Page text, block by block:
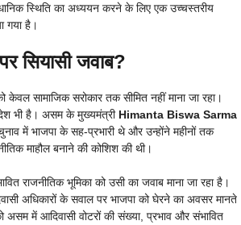
स्थिति का अध्ययन करने के लिए एक उच्चस्तरीय
गया है।
सियासी जवाब?
सामाजिक सरोकार तक सीमित नहीं माना जा रहा।
भी है। असम के मुख्यमंत्री Himanta Biswa Sarma
में भाजपा के सह-प्रभारी थे और उन्होंने महीनों तक
माहौल बनाने की कोशिश की थी।
राजनीतिक भूमिका को उसी का जवाब माना जा रहा है।
अधिकारों के सवाल पर भाजपा को घेरने का अवसर मानते
असम में आदिवासी वोटरों की संख्या, प्रभाव और संभावित